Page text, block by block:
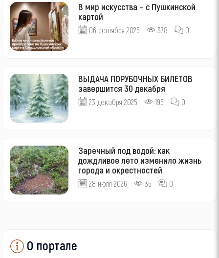
В мир искусства – с Пушкинской
картой
06 сентября 2025 378 0
ВЫДАЧА ПОРУБОЧНЫХ БИЛЕТОВ
завершится 30 декабря
23 декабря 2025 195 0
Заречный под водой: как
дождливое лето изменило жизнь
города и окрестностей
28 июля 2026 35 0
О портале